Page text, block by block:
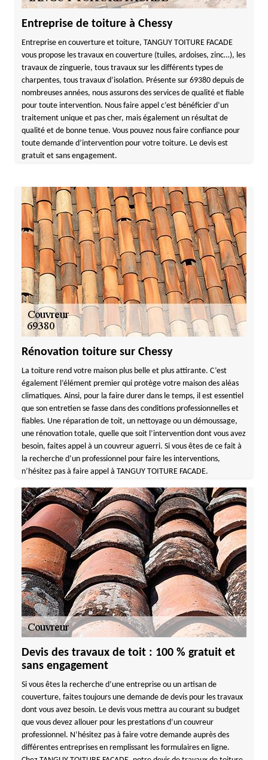
Entreprise de toiture à Chessy
Entreprise en couverture et toiture, TANGUY TOITURE FACADE
vous propose les travaux en couverture (tuiles, ardoises, zinc…), les
travaux de zinguerie, tous travaux sur les différents types de
charpentes, tous travaux d’isolation. Présente sur 69380 depuis de
nombreuses années, nous assurons des services de qualité et fiable
pour toute intervention. Nous faire appel c’est bénéficier d’un
traitement unique et pas cher, mais également un résultat de
qualité et de bonne tenue. Vous pouvez nous faire confiance pour
toute demande d’intervention pour votre toiture. Le devis est
gratuit et sans engagement.
Rénovation toiture sur Chessy
La toiture rend votre maison plus belle et plus attirante. C’est
également l’élément premier qui protège votre maison des aléas
climatiques. Ainsi, pour la faire durer dans le temps, il est essentiel
que son entretien se fasse dans des conditions professionnelles et
fiables. Une réparation de toit, un nettoyage ou un démoussage,
une rénovation totale, quelle que soit l’intervention dont vous avez
besoin, faites appel à un couvreur aguerri. Si vous êtes de ce fait à
la recherche d’un professionnel pour faire les interventions,
n’hésitez pas à faire appel à TANGUY TOITURE FACADE.
Devis des travaux de toit : 100 % gratuit et
sans engagement
Si vous êtes la recherche d’une entreprise ou un artisan de
couverture, faites toujours une demande de devis pour les travaux
dont vous avez besoin. Le devis vous mettra au courant su budget
que vous devez allouer pour les prestations d’un couvreur
professionnel. N’hésitez pas à faire votre demande auprès des
différentes entreprises en remplissant les formulaires en ligne.